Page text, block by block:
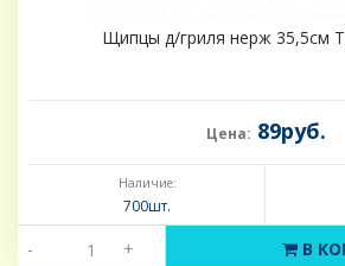
Щипцы д/гриля нерж 35,5см
Цена: 89руб.
Наличие:
700шт.
- + В